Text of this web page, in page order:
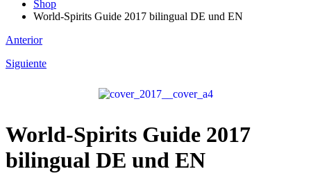
Shop
World-Spirits Guide 2017 bilingual DE und EN
Anterior
Siguiente
World-Spirits Guide 2017
bilingual DE und EN